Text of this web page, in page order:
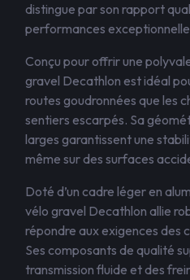
distingue par son rapport
performances
Conçu pour offrir une
gravel Decathlon est idéal
routes goudronnées que les
sentiers escarpés. Sa
larges garantissent une
même sur des surfaces
Doté d’un cadre léger en
vélo gravel Decathlon allie
répondre aux exigences des
Ses composants de qualité
transmission fluide et des